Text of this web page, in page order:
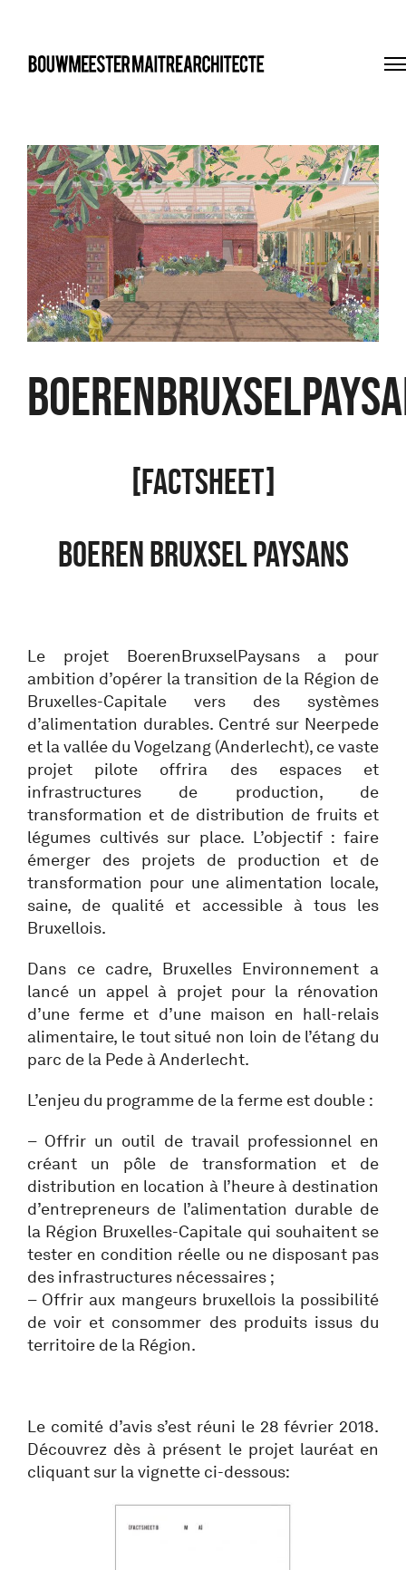
bma
[FACTSHEET]
BOEREN BRUXSEL PAYSANS
Le projet BoerenBruxselPaysans a pour
ambition d’opérer la transition de la Région de
Bruxelles-Capitale vers des systèmes
d’alimentation durables. Centré sur Neerpede
et la vallée du Vogelzang (Anderlecht), ce vaste
projet pilote offrira des espaces et
infrastructures de production, de
transformation et de distribution de fruits et
légumes cultivés sur place. L’objectif : faire
émerger des projets de production et de
transformation pour une alimentation locale,
saine, de qualité et accessible à tous les
Bruxellois.
Dans ce cadre, Bruxelles Environnement a
lancé un appel à projet pour la rénovation
d’une ferme et d’une maison en hall-relais
alimentaire, le tout situé non loin de l’étang du
parc de la Pede à Anderlecht.
L’enjeu du programme de la ferme est double :
– Offrir un outil de travail professionnel en
créant un pôle de transformation et de
distribution en location à l’heure à destination
d’entrepreneurs de l’alimentation durable de
la Région Bruxelles-Capitale qui souhaitent se
tester en condition réelle ou ne disposant pas
des infrastructures nécessaires ;
– Offrir aux mangeurs bruxellois la possibilité
de voir et consommer des produits issus du
territoire de la Région.
Le comité d’avis s’est réuni le 28 février 2018.
Découvrez dès à présent le projet lauréat en
cliquant sur la vignette ci-dessous: